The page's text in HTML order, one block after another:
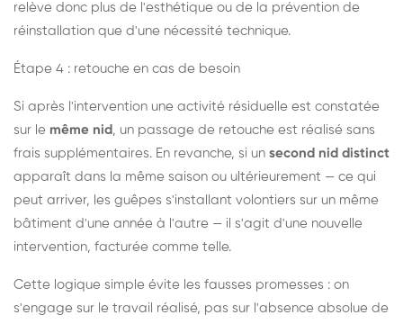
relève donc plus de l'esthétique ou de la prévention de
réinstallation que d'une nécessité technique.
Étape 4 : retouche en cas de besoin
Si après l'intervention une activité résiduelle est constatée
sur le même nid , un passage de retouche est réalisé sans
frais supplémentaires. En revanche, si un second nid distinct
apparaît dans la même saison ou ultérieurement — ce qui
peut arriver, les guêpes s'installant volontiers sur un même
bâtiment d'une année à l'autre — il s'agit d'une nouvelle
intervention, facturée comme telle.
Cette logique simple évite les fausses promesses : on
s'engage sur le travail réalisé, pas sur l'absence absolue de